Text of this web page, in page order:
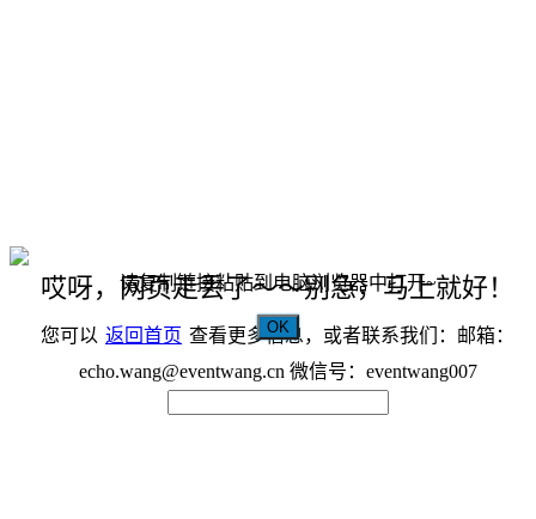
哎呀，网页走丢了～～别急，马上就好！
您可以 返回首页 查看更多信息，或者联系我们：邮箱：
echo.wang@eventwang.cn 微信号：eventwang007
请复制链接粘贴到电脑浏览器中打开~
OK